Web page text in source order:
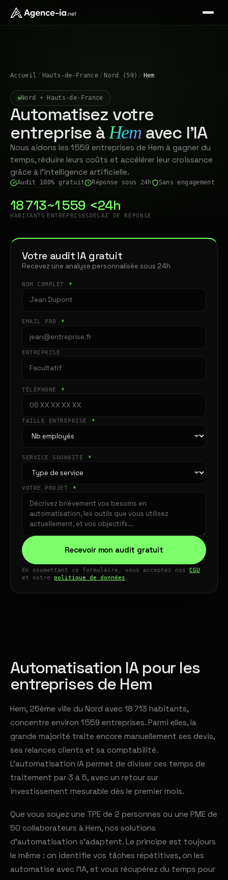
Accueil / Hauts-de-France / Nord (59) / Hem
Nord • Hauts-de-France
Automatisez votre
entreprise à Hemavec l'IA
Nous aidons les 1 559 entreprises de Hem à gagner du
temps, réduire leurs coûts et accélérer leur croissance
grâce à l'intelligence artificielle.
Audit 100% gratuit Réponse sous 24h Sans engagement
18 713
HABITANTS
~1 559
ENTREPRISES
<24h
DÉLAI DE RÉPONSE
Votre audit IA gratuit
Recevez une analyse personnalisée sous 24h
NOM COMPLET *
EMAIL PRO *
ENTREPRISE
TÉLÉPHONE *
TAILLE ENTREPRISE *
SERVICE SOUHAITÉ *
VOTRE PROJET *
Recevoir mon audit gratuit
En soumettant ce formulaire, vous acceptez nos CGU
et notre politique de données .
Automatisation IA pour les
entreprises de Hem
Hem, 25ème ville du Nord avec 18 713 habitants,
concentre environ 1 559 entreprises. Parmi elles, la
grande majorité traite encore manuellement ses devis,
ses relances clients et sa comptabilité.
L'automatisation IA permet de diviser ces temps de
traitement par 3 à 5, avec un retour sur
investissement mesurable dès le premier mois.
Que vous soyez une TPE de 2 personnes ou une PME de
50 collaborateurs à Hem, nos solutions
d'automatisation s'adaptent. Le principe est toujours
le même : on identifie vos tâches répétitives, on les
automatise avec l'IA, et vous récupérez du temps pour